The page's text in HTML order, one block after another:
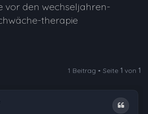
vor den wechseljahren-
therapie
1 Beitrag • Seite 1 von 1
Zitat